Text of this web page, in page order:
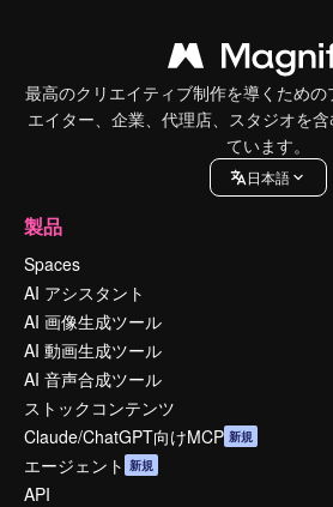
最高のクリエイティブ制作を導くための
エイター、企業、代理店、スタジオを
ています。
日本語
製品
Spaces
AI アシスタント
AI 画像生成ツール
AI 動画生成ツール
AI 音声合成ツール
ストックコンテンツ
Claude/ChatGPT向けMCP 新規
エージェント 新規
API